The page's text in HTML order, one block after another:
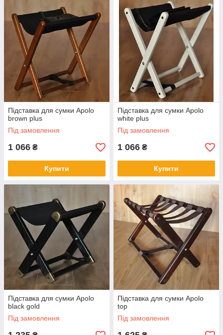
Підставка для сумки Apolo
brown plus
Під замовлення
1 066 ₴
Купити
Підставка для сумки Apolo
white plus
Під замовлення
1 066 ₴
Купити
Підставка для сумки Apolo
black gold
Під замовлення
Підставка для сумки Apolo
top
Під замовлення